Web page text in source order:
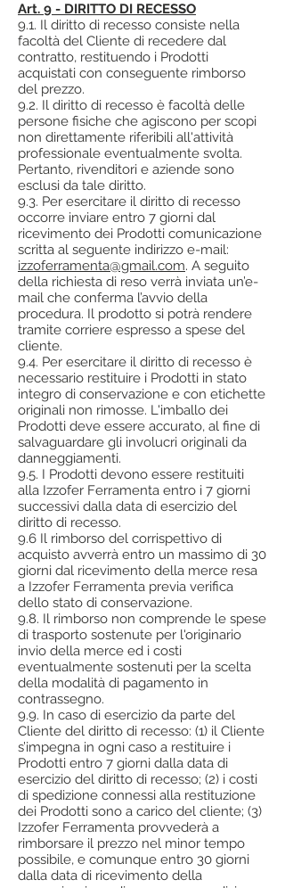
Art. 9 - DIRITTO DI RECESSO
9.1. Il diritto di recesso consiste nella
facoltà del Cliente di recedere dal
contratto, restituendo i Prodotti
acquistati con conseguente rimborso
del prezzo.
9.2. Il diritto di recesso è facoltà delle
persone fisiche che agiscono per scopi
non direttamente riferibili all'attività
professionale eventualmente svolta.
Pertanto, rivenditori e aziende sono
esclusi da tale diritto.
9.3. Per esercitare il diritto di recesso
occorre inviare entro 7 giorni dal
ricevimento dei Prodotti comunicazione
scritta al seguente indirizzo e-mail:
izzoferramenta@gmail.com. A seguito
della richiesta di reso verrà inviata un’e-
mail che conferma l’avvio della
procedura. Il prodotto si potrà rendere
tramite corriere espresso a spese del
cliente.
9.4. Per esercitare il diritto di recesso è
necessario restituire i Prodotti in stato
integro di conservazione e con etichette
originali non rimosse. L'imballo dei
Prodotti deve essere accurato, al fine di
salvaguardare gli involucri originali da
danneggiamenti.
9.5. I Prodotti devono essere restituiti
alla Izzofer Ferramenta entro i 7 giorni
successivi dalla data di esercizio del
diritto di recesso.
9.6 Il rimborso del corrispettivo di
acquisto avverrà entro un massimo di 30
giorni dal ricevimento della merce resa
a Izzofer Ferramenta previa verifica
dello stato di conservazione.
9.8. Il rimborso non comprende le spese
di trasporto sostenute per l'originario
invio della merce ed i costi
eventualmente sostenuti per la scelta
della modalità di pagamento in
contrassegno.
9.9. In caso di esercizio da parte del
Cliente del diritto di recesso: (1) il Cliente
s’impegna in ogni caso a restituire i
Prodotti entro 7 giorni dalla data di
esercizio del diritto di recesso; (2) i costi
di spedizione connessi alla restituzione
dei Prodotti sono a carico del cliente; (3)
Izzofer Ferramenta provvederà a
rimborsare il prezzo nel minor tempo
possibile, e comunque entro 30 giorni
dalla data di ricevimento della